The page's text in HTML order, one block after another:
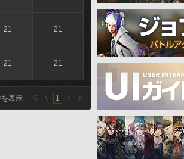
21 21
21 21
表示 1